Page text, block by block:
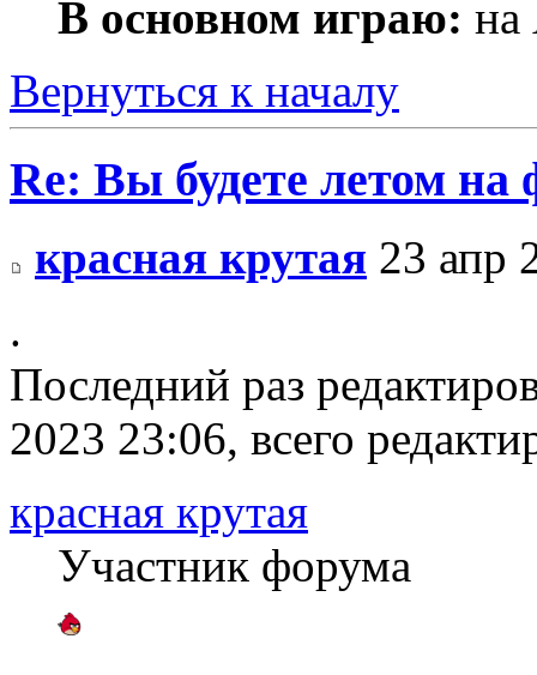
В основном играю: на
Вернуться к началу
Re: Вы будете летом на
красная крутая 23 апр
.
Последний раз
2023 23:06, всего
красная крутая
Участник форума